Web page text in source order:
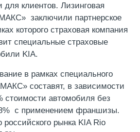
для клиентов. Лизинговая
заключили партнерское
которого страховая компания
специальные страховые
KIA.
в рамках специального
составят, в зависимости
стоимости автомобиля без
с применением франшизы.
российского рынка KIA Rio